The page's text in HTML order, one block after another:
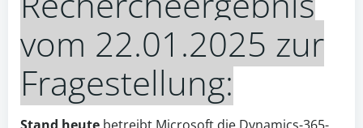
vom 22.01.2025 zur
Fragestellung: